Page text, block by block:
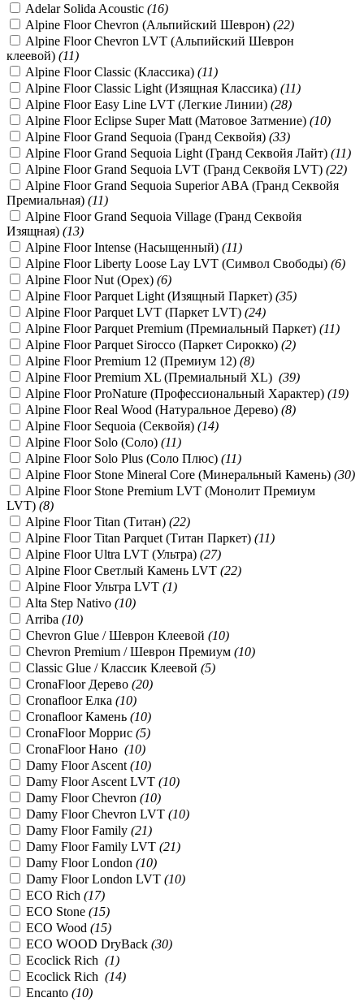
Adelar Solida Acoustic (16)
Alpine Floor Chevron (Альпийский Шеврон) (22)
Alpine Floor Chevron LVT (Альпийский Шеврон
клеевой) (11)
Alpine Floor Classic (Классика) (11)
Alpine Floor Classic Light (Изящная Классика) (11)
Alpine Floor Easy Line LVT (Легкие Линии) (28)
Alpine Floor Eclipse Super Matt (Матовое Затмение) (10)
Alpine Floor Grand Sequoia (Гранд Секвойя) (33)
Alpine Floor Grand Sequoia Light (Гранд Секвойя Лайт) (11)
Alpine Floor Grand Sequoia LVT (Гранд Секвойя LVT) (22)
Alpine Floor Grand Sequoia Superior ABA (Гранд Секвойя
Премиальная) (11)
Alpine Floor Grand Sequoia Village (Гранд Секвойя
Изящная) (13)
Alpine Floor Intense (Насыщенный) (11)
Alpine Floor Liberty Loose Lay LVT (Символ Свободы) (6)
Alpine Floor Nut (Орех) (6)
Alpine Floor Parquet Light (Изящный Паркет) (35)
Alpine Floor Parquet LVT (Паркет LVT) (24)
Alpine Floor Parquet Premium (Премиальный Паркет) (11)
Alpine Floor Parquet Sirocco (Паркет Сирокко) (2)
Alpine Floor Premium 12 (Премиум 12) (8)
Alpine Floor Premium XL (Премиальный XL) (39)
Alpine Floor ProNature (Профессиональный Характер) (19)
Alpine Floor Real Wood (Натуральное Дерево) (8)
Alpine Floor Sequoia (Секвойя) (14)
Alpine Floor Solo (Соло) (11)
Alpine Floor Solo Plus (Соло Плюс) (11)
Alpine Floor Stone Mineral Core (Минеральный Камень) (30)
Alpine Floor Stone Premium LVT (Монолит Премиум
LVT) (8)
Alpine Floor Titan (Титан) (22)
Alpine Floor Titan Parquet (Титан Паркет) (11)
Alpine Floor Ultra LVT (Ультра) (27)
Alpine Floor Светлый Камень LVT (22)
Alpine Floor Ультра LVT (1)
Alta Step Nativo (10)
Arriba (10)
Chevron Glue / Шеврон Клеевой (10)
Chevron Premium / Шеврон Премиум (10)
Classic Glue / Классик Клеевой (5)
CronaFloor Дерево (20)
Cronafloor Елка (10)
Cronafloor Камень (10)
CronaFloor Моррис (5)
CronaFloor Нано (10)
Damy Floor Ascent (10)
Damy Floor Ascent LVT (10)
Damy Floor Chevron (10)
Damy Floor Chevron LVT (10)
Damy Floor Family (21)
Damy Floor Family LVT (21)
Damy Floor London (10)
Damy Floor London LVT (10)
ECO Rich (17)
ECO Stone (15)
ECO Wood (15)
ECO WOOD DryBack (30)
Ecoclick Rich (1)
Ecoclick Rich (14)
Encanto (10)